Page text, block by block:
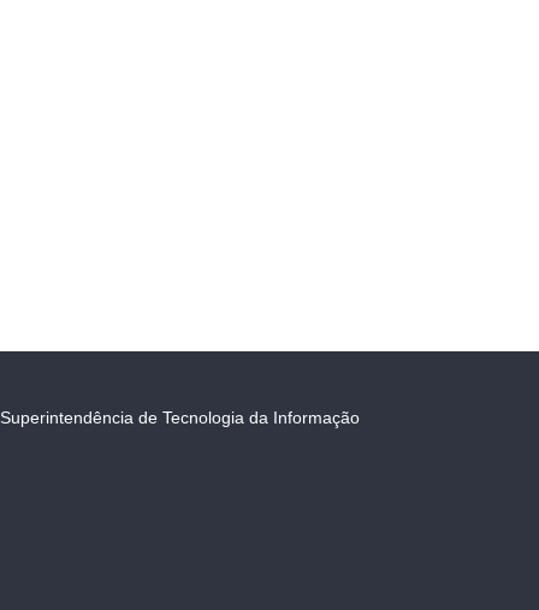
Superintendência de Tecnologia da Informação